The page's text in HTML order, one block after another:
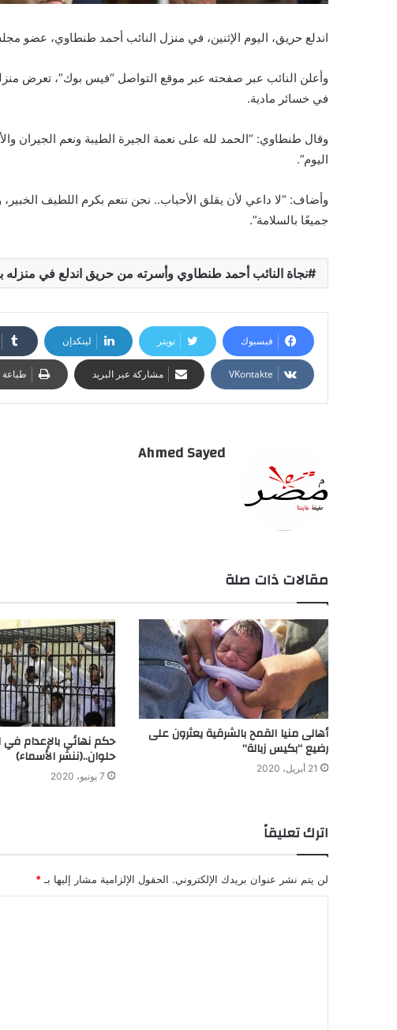
اندلع حريق، اليوم الإثنين، في منزل النائب أحمد طنطاوي، عضو
وأعلن النائب عبر صفحته عبر موقع التواصل “فيس بوك”، تعرض
في خسائر مادية.
وقال طنطاوي: “الحمد لله على نعمة الجيرة الطيبة ونعم الجيران
اليوم”.​
وأضاف: “لا داعي لأن يقلق الأحباب.. نحن ننعم بكرم اللطيف الخبير،
جميعًا بالسلامة”.
نجاة النائب أحمد طنطاوي وأسرته من حريق اندلع في منزله
فيسبوك تويتر لينكدإن
مشاركة عبر البريد طباعة
Ahmed Sayed
مقالات ذات صلة
أهالى منيا القمح بالشرقية يعثرون على
رضيع “بكيس زبالة”
21 أبريل، 2020
حكم نهائي بالإعدام
حلوان..(ننشر الأسماء)
7 يونيو، 2020
اترك تعليقاً
لن يتم نشر عنوان بريدك الإلكتروني. الحقول الإلزامية مشار إليها بـ *